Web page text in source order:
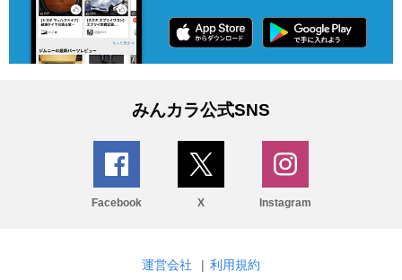
みんカラ公式SNS
Facebook X Instagram
運営会社 | 利用規約